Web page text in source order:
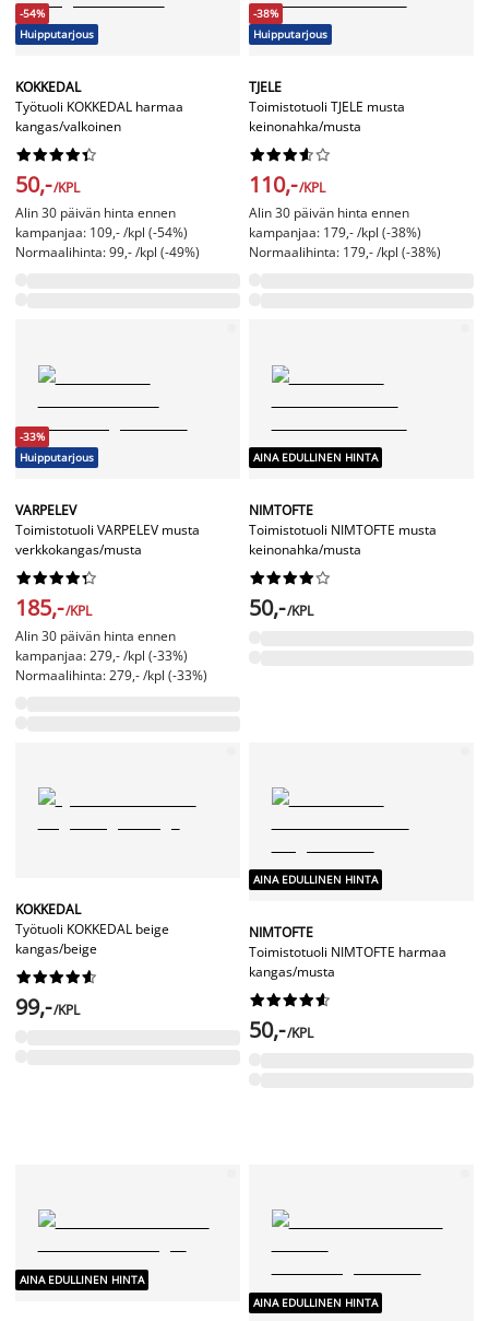
-54%
Huipputarjous
KOKKEDAL
Työtuoli KOKKEDAL harmaa
kangas/valkoinen






50,-/KPL
Alin 30 päivän hinta ennen
kampanjaa: 109,- /kpl (-54%)
Normaalihinta: 99,- /kpl (-49%)
-38%
Huipputarjous
TJELE
Toimistotuoli TJELE musta
keinonahka/musta






110,-/KPL
Alin 30 päivän hinta ennen
kampanjaa: 179,- /kpl (-38%)
Normaalihinta: 179,- /kpl (-38%)
-33%
Huipputarjous
VARPELEV
Toimistotuoli VARPELEV musta
verkkokangas/musta






185,-/KPL
Alin 30 päivän hinta ennen
kampanjaa: 279,- /kpl (-33%)
Normaalihinta: 279,- /kpl (-33%)
AINA EDULLINEN HINTA
NIMTOFTE
Toimistotuoli NIMTOFTE musta
keinonahka/musta






50,-/KPL
KOKKEDAL
Työtuoli KOKKEDAL beige
kangas/beige






99,-/KPL
AINA EDULLINEN HINTA
NIMTOFTE
Toimistotuoli NIMTOFTE harmaa
kangas/musta






50,-/KPL
AINA EDULLINEN HINTA
AINA EDULLINEN HINTA